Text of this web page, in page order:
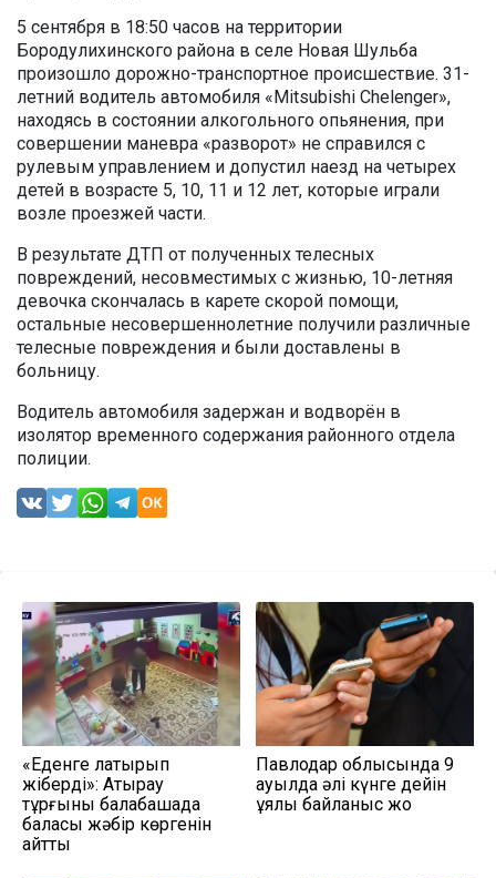
5 сентября в 18:50 часов на территории
Бородулихинского района в селе Новая Шульба
произошло дорожно-транспортное происшествие. 31-
летний водитель автомобиля «Mitsubishi Chelenger»,
находясь в состоянии алкогольного опьянения, при
совершении маневра «разворот» не справился с
рулевым управлением и допустил наезд на четырех
детей в возрасте 5, 10, 11 и 12 лет, которые играли
возле проезжей части.
В результате ДТП от полученных телесных
повреждений, несовместимых с жизнью, 10-летняя
девочка скончалась в карете скорой помощи,
остальные несовершеннолетние получили различные
телесные повреждения и были доставлены в
больницу.
Водитель автомобиля задержан и водворён в
изолятор временного содержания районного отдела
полиции.
«Еденге лақтырып
жіберді»: Атырау
тұрғыны балабақшада
баласы жәбір көргенін
айтты
Павлодар облысында 9
ауылда әлі күнге дейін
ұялы байланыс жоқ